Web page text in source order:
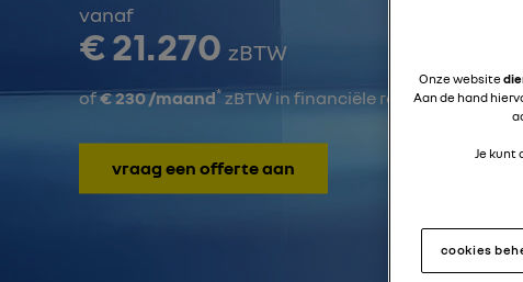
vanaf
€ 21.270 zBTW
of€ 230 /maand*zBTW in financiële renting
vraag een offerte aan
Onze website
Aan de hand
Je kunt
cookies